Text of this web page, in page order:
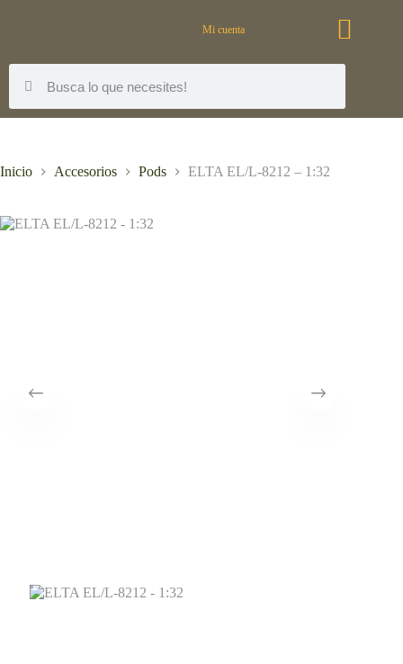
Mi cuenta
Inicio Accesorios Pods ELTA EL/L-8212 – 1:32